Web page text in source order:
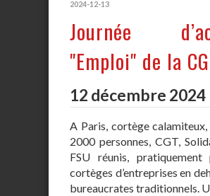
2024-12-13
Journée
"Emploi" de la
12 décembre 2024
A Paris, cortège calamiteux,
2000 personnes, CGT,
FSU réunis, pratiquement
cortèges d’entreprises en
bureaucrates traditionnels.